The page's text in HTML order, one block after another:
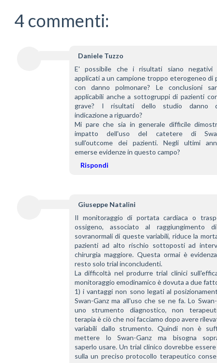
4 commenti:
Daniele Tuzzo
E' possibile che i risultati siano negativi
applicati a un campione troppo eterogeneo di
con danno polmonare? Le conclusioni
applicabili anche a sottogruppi di pazienti
grave? I risultati dello studio danno
indicazione a riguardo?
Mi pare che sia in generale difficile
impatto dell'uso del catetere di
sull'outcome dei pazienti. Negli ultimi
emerse evidenze in questo campo?
Rispondi
Giuseppe Natalini
Il monitoraggio di portata cardiaca o
ossigeno, associato al raggiungimento
sovranormali di queste variabili, riduce la
pazienti ad alto rischio sottoposti ad
chirurgia maggiore. Questa ormai è
resto solo trial inconcludenti.
La difficoltà nel produrre trial clinici
monitoraggio emodinamico è dovuta a due
1) i vantaggi non sono legati al
Swan-Ganz ma all'uso che se ne fa. Lo
uno strumento diagnostico, non
terapia è ciò che noi facciamo dopo avere
variabili dallo strumento. Quindi non è
mettere lo Swan-Ganz ma bisogna
saperlo usare. Un trial clinico dovrebbe
sulla un preciso protocollo terapeutico